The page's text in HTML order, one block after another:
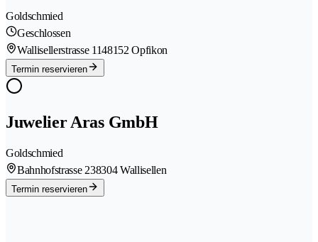
Goldschmied
Geschlossen
Wallisellerstrasse 1148152 Opfikon
Termin reservieren
Juwelier Aras GmbH
Goldschmied
Bahnhofstrasse 238304 Wallisellen
Termin reservieren